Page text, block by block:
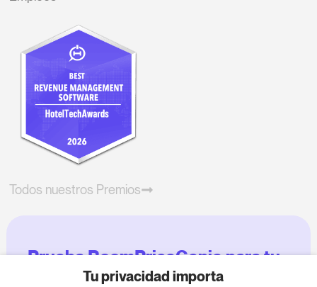
Todos nuestros Premios
Prueba RoomPriceGenie para tu
negocioTu privacidad importa